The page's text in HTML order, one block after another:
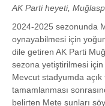
AK Parti heyeti,
2024-2025 sezonunda
oynayabilmesi için
dile getiren AK Parti
sezona yetiştirilmesi için
Mevcut stadyumda açık
tamamlanması
belirten Mete şunları